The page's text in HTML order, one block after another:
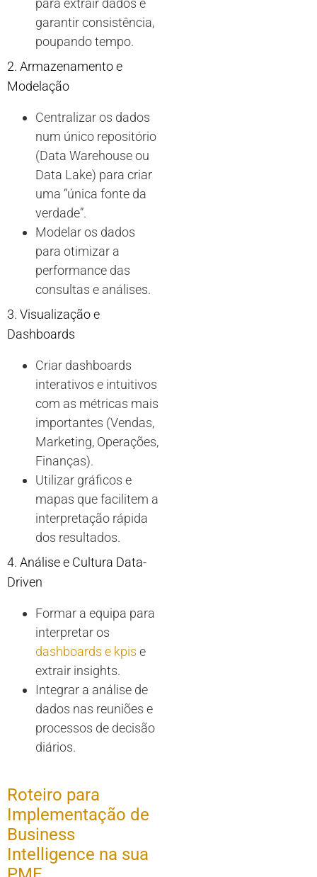
para extrair dados e
garantir consistência,
poupando tempo.
2. Armazenamento e
Modelação
Centralizar os dados
num único repositório
(Data Warehouse ou
Data Lake) para criar
uma “única fonte da
verdade”.
Modelar os dados
para otimizar a
performance das
consultas e análises.
3. Visualização e
Dashboards
Criar dashboards
interativos e intuitivos
com as métricas mais
importantes (Vendas,
Marketing, Operações,
Finanças).
Utilizar gráficos e
mapas que facilitem a
interpretação rápida
dos resultados.
4. Análise e Cultura Data-
Driven
Formar a equipa para
interpretar os
dashboards e kpis e
extrair insights.
Integrar a análise de
dados nas reuniões e
processos de decisão
diários.
Roteiro para
Implementação de
Business
Intelligence na sua